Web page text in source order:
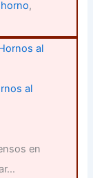
horno,
al
en